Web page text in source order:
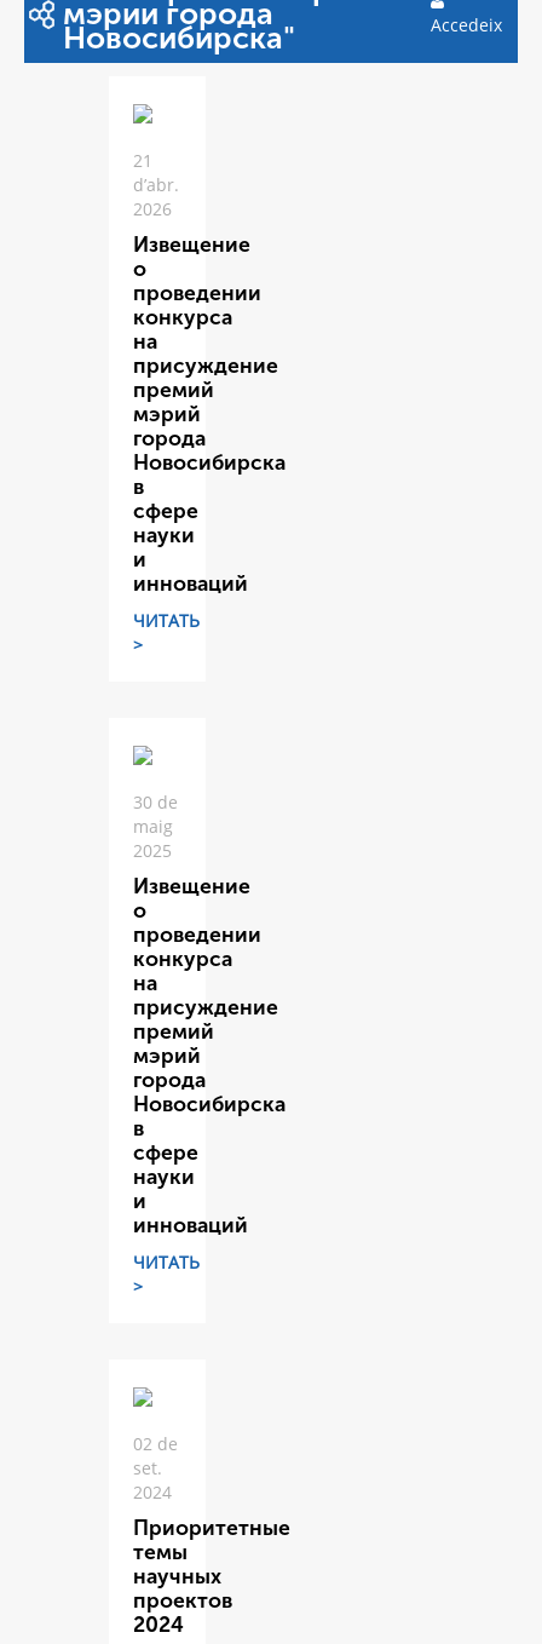
мэрии города
Новосибирска" Accedeix
21
d’abr.
2026
Извещение
о
проведении
конкурса
на
присуждение
премий
мэрий
города
Новосибирска
в
сфере
науки
и
инноваций
ЧИТАТЬ
>
30 de
maig
2025
Извещение
о
проведении
конкурса
на
присуждение
премий
мэрий
города
Новосибирска
в
сфере
науки
и
инноваций
ЧИТАТЬ
>
02 de
set.
2024
Приоритетные
темы
научных
проектов
2024